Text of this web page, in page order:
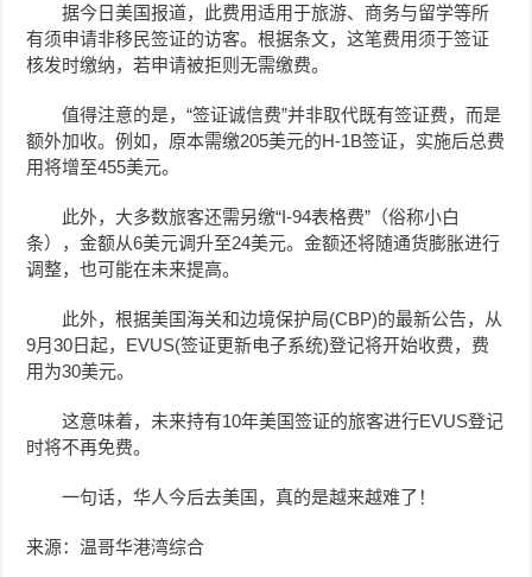
据今日美国报道，此费用适用于旅游、商务与留学等所
有须申请非移民签证的访客。根据条文，这笔费用须于签证
核发时缴纳，若申请被拒则无需缴费。
值得注意的是，“签证诚信费”并非取代既有签证费，而是
额外加收。例如，原本需缴205美元的H-1B签证，实施后总费
用将增至455美元。
此外，大多数旅客还需另缴“I-94表格费”（俗称小白
条），金额从6美元调升至24美元。金额还将随通货膨胀进行
调整，也可能在未来提高。
此外，根据美国海关和边境保护局(CBP)的最新公告，从
9月30日起，EVUS(签证更新电子系统)登记将开始收费，费
用为30美元。
这意味着，未来持有10年美国签证的旅客进行EVUS登记
时将不再免费。
一句话，华人今后去美国，真的是越来越难了！
来源：温哥华港湾综合